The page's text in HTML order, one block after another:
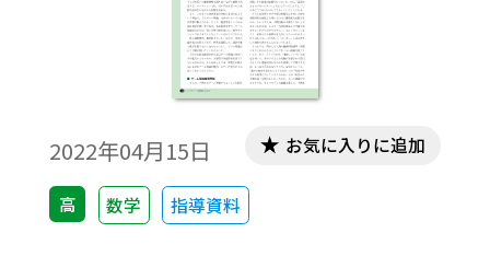
2022年04月15日
高 数学 指導資料
お気に入りに追加